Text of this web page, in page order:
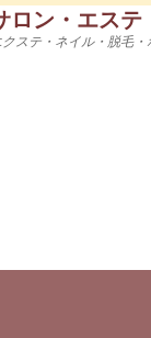
ン・エス
ステ・ネイル・脱毛